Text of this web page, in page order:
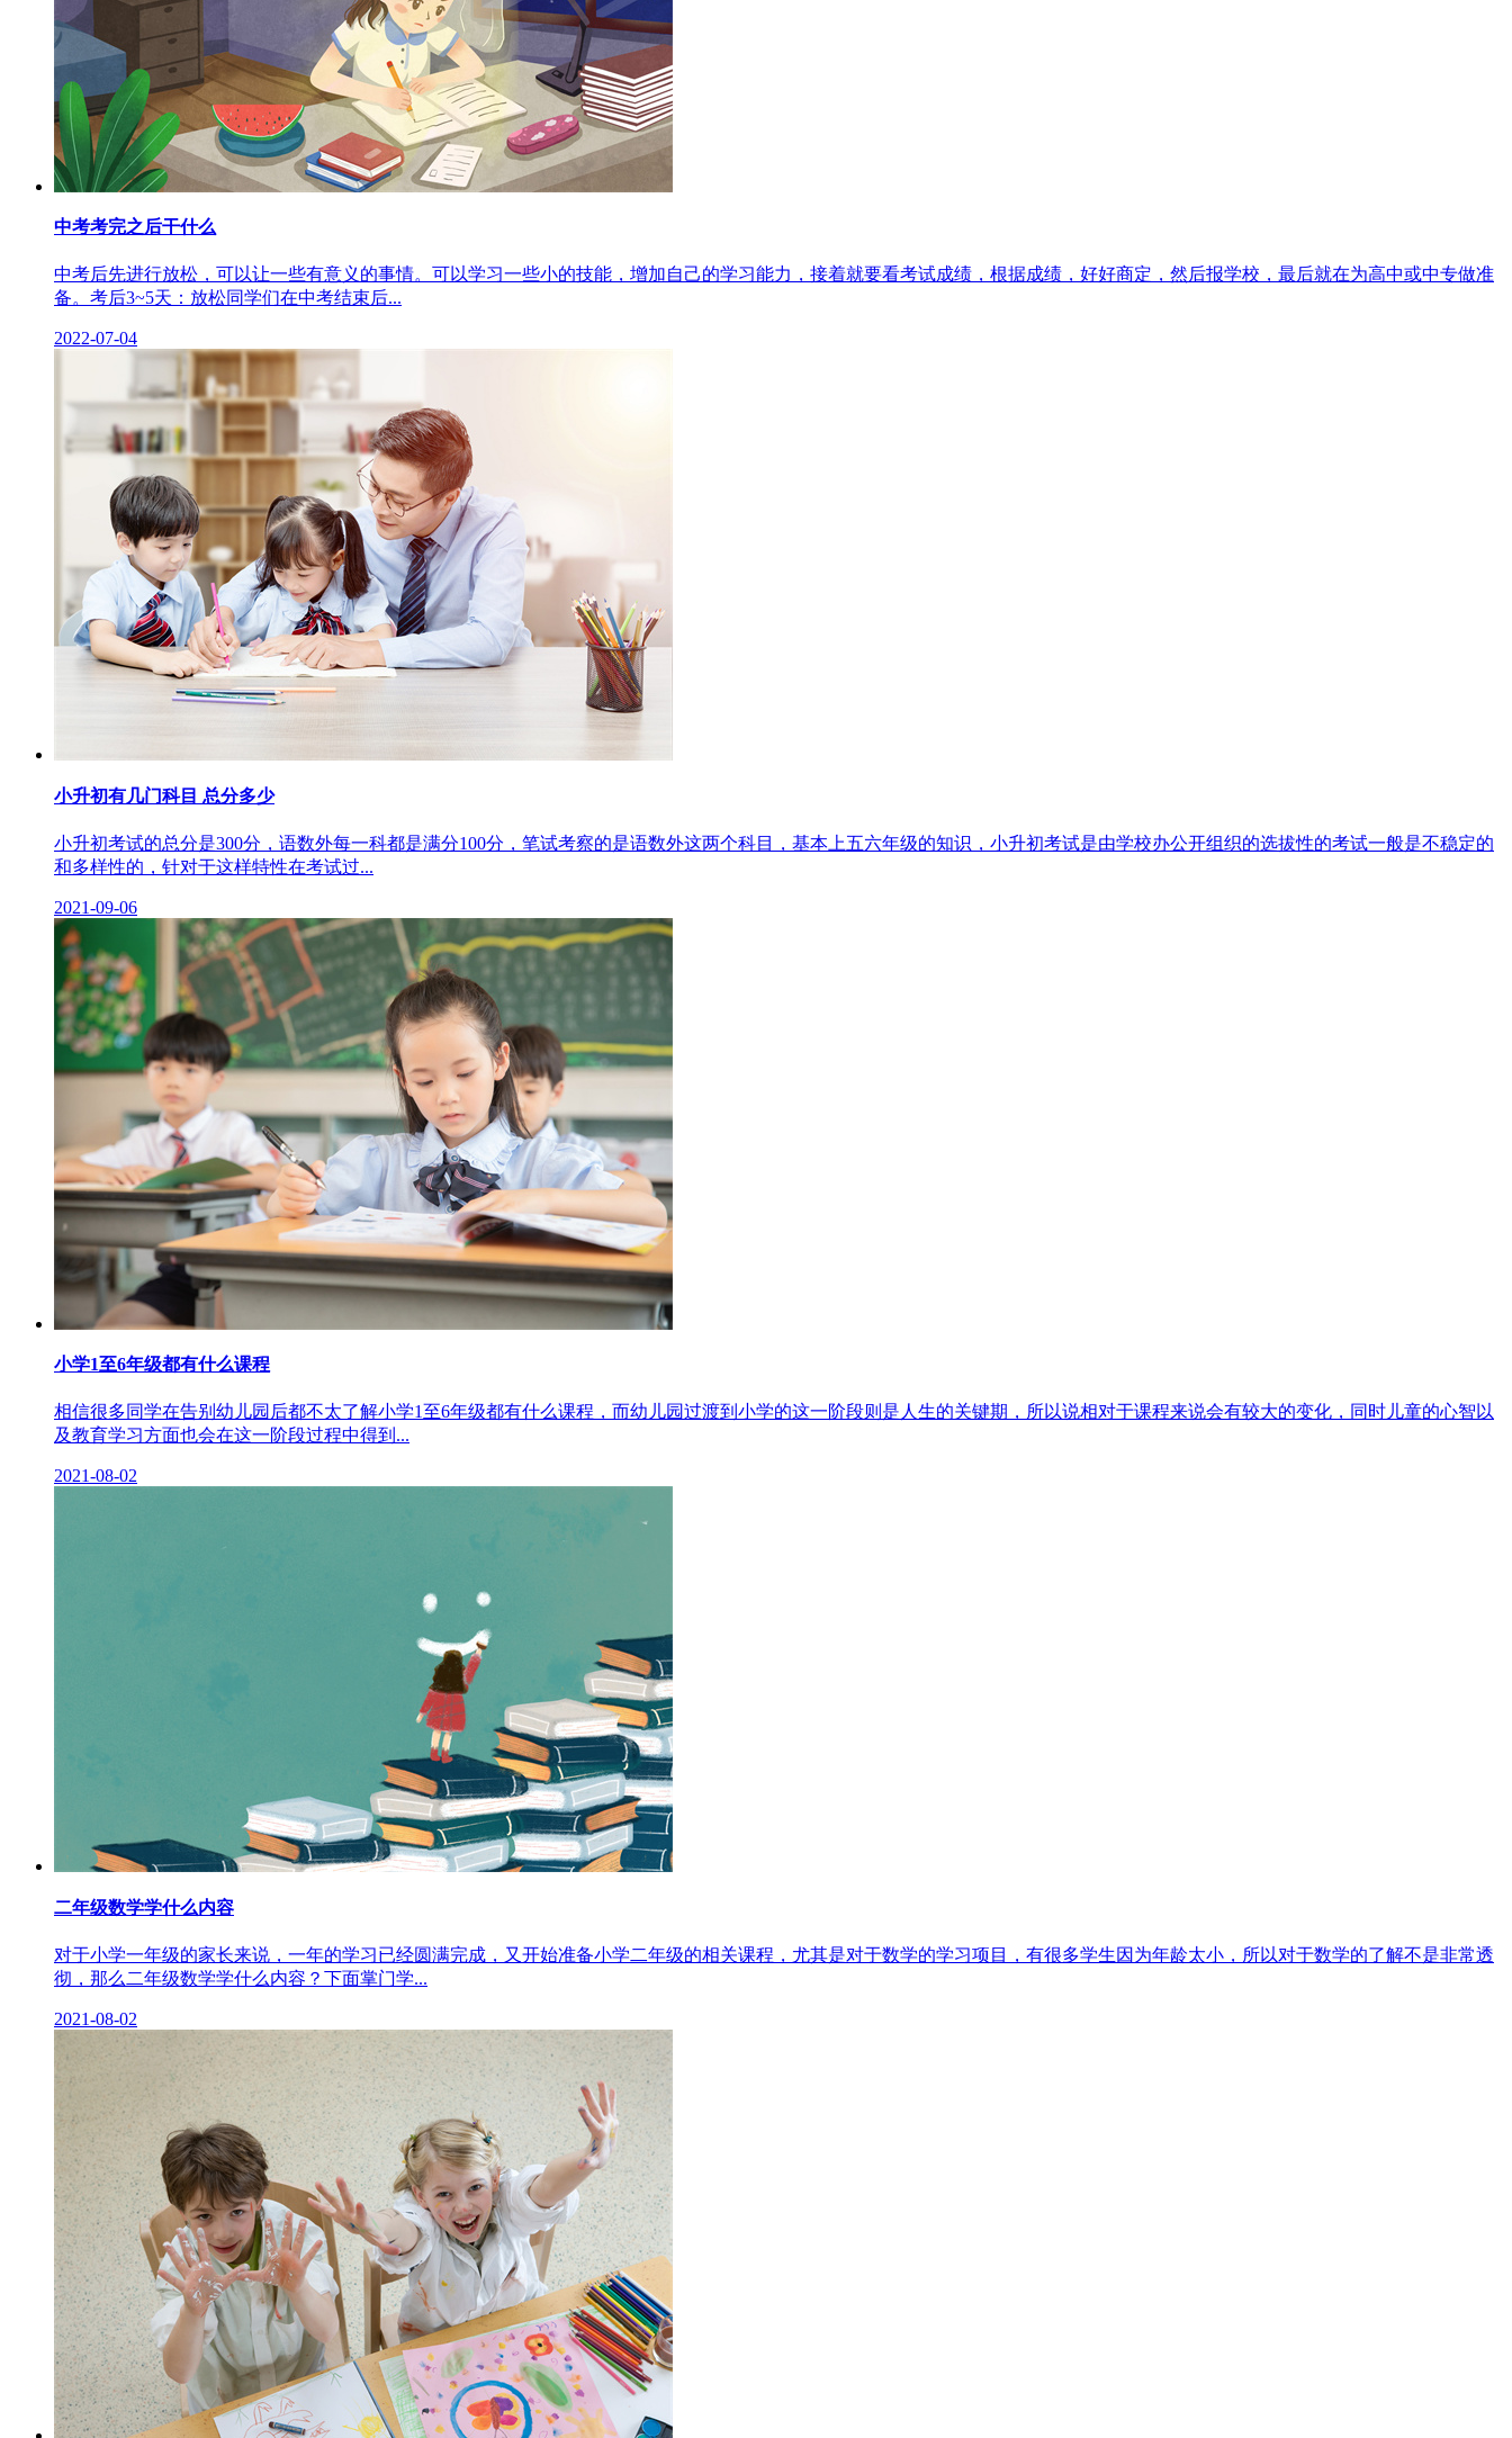
中考考完之后干什么
中考后先进行放松，可以让一些有意义的事情。可以学习一些小的技能，增加自己的学习能力，接着就要看考试成绩，根据成绩，好好商定，然后报学校，最后就在为高中或中专做准
备。考后3~5天：放松同学们在中考结束后...
2022-07-04
小升初有几门科目 总分多少
小升初考试的总分是300分，语数外每一科都是满分100分，笔试考察的是语数外这两个科目，基本上五六年级的知识，小升初考试是由学校办公开组织的选拔性的考试一般是不稳定的
和多样性的，针对于这样特性在考试过...
2021-09-06
小学1至6年级都有什么课程
相信很多同学在告别幼儿园后都不太了解小学1至6年级都有什么课程，而幼儿园过渡到小学的这一阶段则是人生的关键期，所以说相对于课程来说会有较大的变化，同时儿童的心智以
及教育学习方面也会在这一阶段过程中得到...
2021-08-02
二年级数学学什么内容
对于小学一年级的家长来说，一年的学习已经圆满完成，又开始准备小学二年级的相关课程，尤其是对于数学的学习项目，有很多学生因为年龄太小，所以对于数学的了解不是非常透
彻，那么二年级数学学什么内容？下面掌门学...
2021-08-02